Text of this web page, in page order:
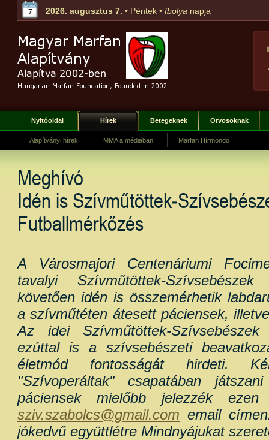
7 2026. augusztus 7. • Péntek • Ibolya napja
Nyitóoldal Hírek Betegeknek Orvosoknak
Alapítványi hírek MMA a médiában Marfan Hírmondó
Meghívó
Idén is Szívműtöttek-
Futballmérkőzés
A Városmajori Centenáriumi
tavalyi Szívműtöttek-Szívsebészek
követően idén is összemérhetik
a szívműtéten átesett páciensek,
Az idei Szívműtöttek-Szívsebészek
ezúttal is a szívsebészeti
életmód fontosságát hirdeti.
"Szívoperáltak" csapatában
páciensek mielőbb jelezzék
sziv.szabolcs@gmail.com email
jókedvű együttlétre Mindnyájukat